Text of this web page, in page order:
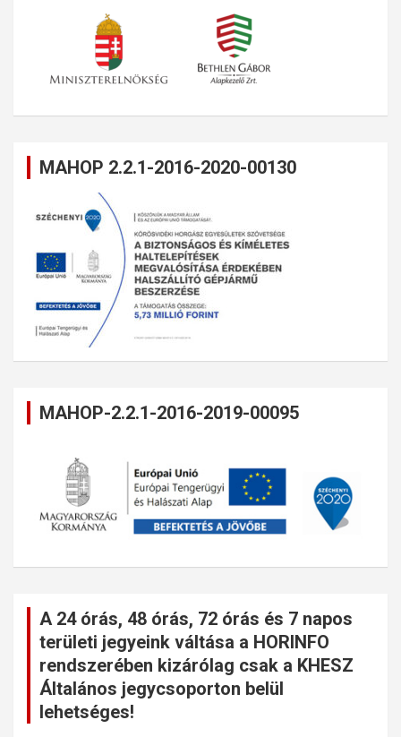
MAHOP 2.2.1-2016-2020-00130
MAHOP-2.2.1-2016-2019-00095
A 24 órás, 48 órás, 72 órás és 7 napos
területi jegyeink váltása a HORINFO
rendszerében kizárólag csak a KHESZ
Általános jegycsoporton belül
lehetséges!